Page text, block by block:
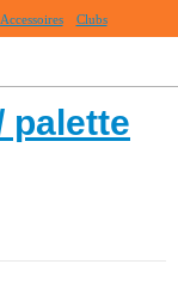
Accessoires Clubs
palette